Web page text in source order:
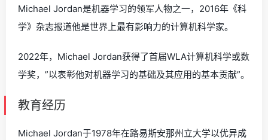
Michael Jordan是机器学习的领军人物之一，2016年《科
学》杂志报道他是世界上最有影响力的计算机科学家。
2022年，Michael Jordan获得了首届WLA计算机科学或数
学奖，”以表彰他对机器学习的基础及其应用的基本贡献”。
教育经历
Michael Jordan于1978年在路易斯安那州立大学以优异成